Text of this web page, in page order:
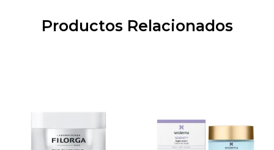
Productos Relacionados